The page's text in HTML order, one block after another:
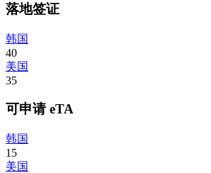
落地签证
韩国
40
美国
35
可申请 eTA
韩国
15
美国